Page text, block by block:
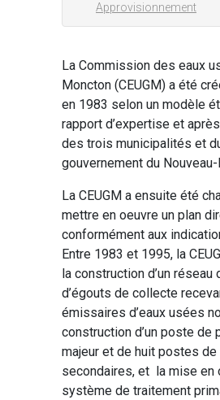
La Commission des eaux
Moncton (CEUGM) a été
en 1983 selon un modèle
rapport d’expertise et
des trois municipalités et
gouvernement du
La CEUGM a ensuite été
mettre en oeuvre un plan
conformément aux
Entre 1983 et 1995, la
la construction d’un réseau
d’égouts de collecte
émissaires d’eaux usées
construction d’un poste de
majeur et de huit postes
secondaires, et la mise en
système de traitement
Approvisionnement